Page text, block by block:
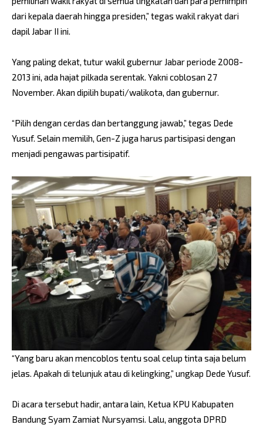
dari kepala daerah hingga presiden,” tegas wakil rakyat dari
dapil Jabar II ini.
Yang paling dekat, tutur wakil gubernur Jabar periode 2008-
2013 ini, ada hajat pilkada serentak. Yakni coblosan 27
November. Akan dipilih bupati/walikota, dan gubernur.
“Pilih dengan cerdas dan bertanggung jawab,” tegas Dede
Yusuf. Selain memilih, Gen-Z juga harus partisipasi dengan
menjadi pengawas partisipatif.
“Yang baru akan mencoblos tentu soal celup tinta saja belum
jelas. Apakah di telunjuk atau di kelingking,” ungkap Dede Yusuf.
Di acara tersebut hadir, antara lain, Ketua KPU Kabupaten
Bandung Syam Zamiat Nursyamsi. Lalu, anggota DPRD